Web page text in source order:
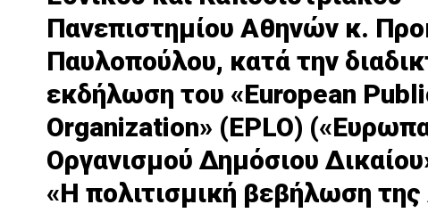
Πανεπιστημίου Αθηνών κ.
Παυλοπούλου, κατά την
εκδήλωση του «European
Organization» (EPLO)
Οργανισμού Δημόσιου
«Η πολιτισμική βεβήλωση της